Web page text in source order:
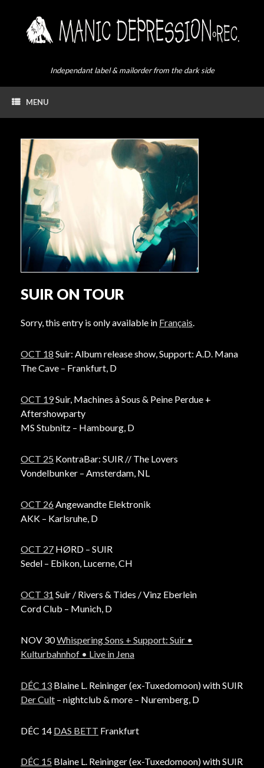
Independant label & mailorder from the dark side
MENU
SUIR ON TOUR
Sorry, this entry is only available in Français.
OCT 18 Suir: Album release show, Support: A.D. Mana
The Cave – Frankfurt, D
OCT 19Suir, Machines à Sous & Peine Perdue +
Aftershowparty
MS Stubnitz – Hambourg, D
OCT 25 KontraBar: SUIR // The Lovers
Vondelbunker – Amsterdam, NL
OCT 26 Angewandte Elektronik
AKK – Karlsruhe, D
OCT 27 HØRD – SUIR
Sedel – Ebikon, Lucerne, CH
OCT 31 Suir / Rivers & Tides / Vinz Eberlein
Cord Club – Munich, D
NOV 30Whispering Sons + Support: Suir •
Kulturbahnhof • Live in Jena
DÉC 13 Blaine L. Reininger (ex-Tuxedomoon) with SUIR
Der Cult – nightclub & more – Nuremberg, D
DÉC 14 DAS BETT Frankfurt
DÉC 15 Blaine L. Reininger (ex-Tuxedomoon) with SUIR